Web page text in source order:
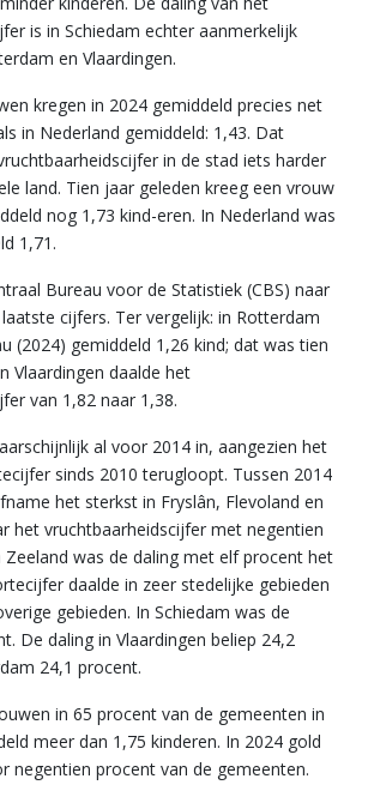
is in Schiedam echter aanmerkelijk
en Vlaardingen.
kregen in 2024 gemiddeld precies net
in Nederland gemiddeld: 1,43. Dat
in de stad iets harder
land. Tien jaar geleden kreeg een vrouw
nog 1,73 kind-eren. In Nederland was
1,71.
Bureau voor de Statistiek (CBS) naar
cijfers. Ter vergelijk: in Rotterdam
(2024) gemiddeld 1,26 kind; dat was tien
Vlaardingen daalde het
van 1,82 naar 1,38.
al voor 2014 in, aangezien het
sinds 2010 terugloopt. Tussen 2014
het sterkst in Fryslân, Flevoland en
het vruchtbaarheidscijfer met negentien
was de daling met elf procent het
daalde in zeer stedelijke gebieden
gebieden. In Schiedam was de
De daling in Vlaardingen beliep 24,2
24,1 procent.
in 65 procent van de gemeenten in
meer dan 1,75 kinderen. In 2024 gold
negentien procent van de gemeenten.